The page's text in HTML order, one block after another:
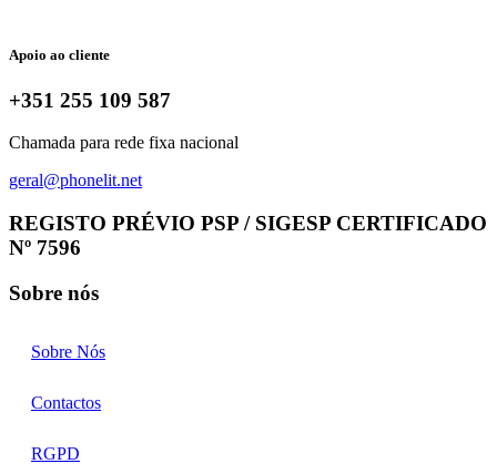
Apoio ao cliente
+351 255 109 587
Chamada para rede fixa nacional
geral@phonelit.net
REGISTO PRÉVIO PSP / SIGESP CERTIFICADO
Nº 7596
Sobre nós
Sobre Nós
Contactos
RGPD